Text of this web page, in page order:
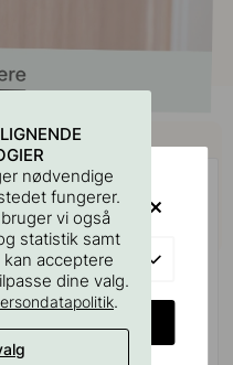
med
nødvendige
fungerer.
vi også
statistik samt
acceptere
dine valg.
.